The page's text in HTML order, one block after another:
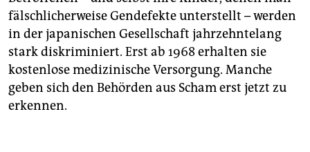
fälschlicherweise Gendefekte unterstellt – werden
in der japanischen Gesellschaft jahrzehntelang
stark diskriminiert. Erst ab 1968 erhalten sie
kostenlose medizinische Versorgung. Manche
geben sich den Behörden aus Scham erst jetzt zu
erkennen.